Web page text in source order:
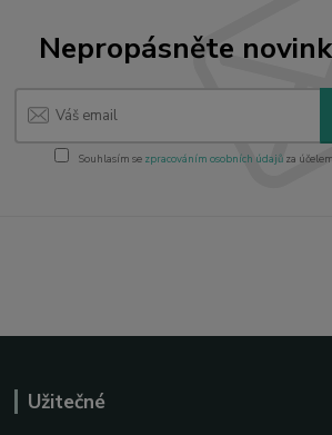
Nepropásněte
Souhlasím se zpracováním osobních údajůza
Užitečné